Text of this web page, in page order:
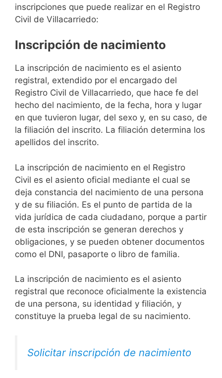
inscripciones que puede realizar en el Registro
Civil de Villacarriedo:
Inscripción de nacimiento
La inscripción de nacimiento es el asiento
registral, extendido por el encargado del
Registro Civil de Villacarriedo, que hace fe del
hecho del nacimiento, de la fecha, hora y lugar
en que tuvieron lugar, del sexo y, en su caso, de
la filiación del inscrito. La filiación determina los
apellidos del inscrito.
La inscripción de nacimiento en el Registro
Civil es el asiento oficial mediante el cual se
deja constancia del nacimiento de una persona
y de su filiación. Es el punto de partida de la
vida jurídica de cada ciudadano, porque a partir
de esta inscripción se generan derechos y
obligaciones, y se pueden obtener documentos
como el DNI, pasaporte o libro de familia.
La inscripción de nacimiento es el asiento
registral que reconoce oficialmente la existencia
de una persona, su identidad y filiación, y
constituye la prueba legal de su nacimiento.
Solicitar inscripción de nacimiento